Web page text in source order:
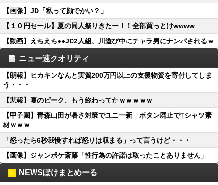
【画像】JD「私って顔でかい？」
【１０円セール】夏の同人祭りきたー！！全部買っとけwwww
【動画】えちえち●●JD2人組、川遊び中にチャラ男にナンパされるｗ
ニュー速クオリティ
【朗報】ヒカキンなんと実質200万円以上の支援物資を寄付してしま
う・・・
【悲報】夏のピーク、もう終わってたｗｗｗｗｗ
【甲子園】青森山田が暑さ対策でユニ一新 ボタン廃止でTシャツ素
材ｗｗｗ
「怒ったら6秒我慢すれば怒りは収まる」って言うけど・・・
【画像】ジャンポケ斎藤「性行為の許諾は取ったことありません」
NEWSぽけまとめーる